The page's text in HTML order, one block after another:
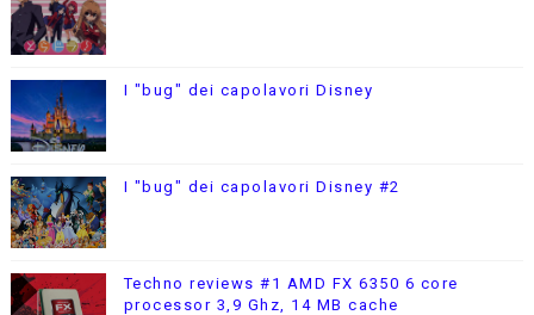
I "bug" dei capolavori Disney
I "bug" dei capolavori Disney #2
Techno reviews #1 AMD FX 6350 6 core
processor 3,9 Ghz, 14 MB cache